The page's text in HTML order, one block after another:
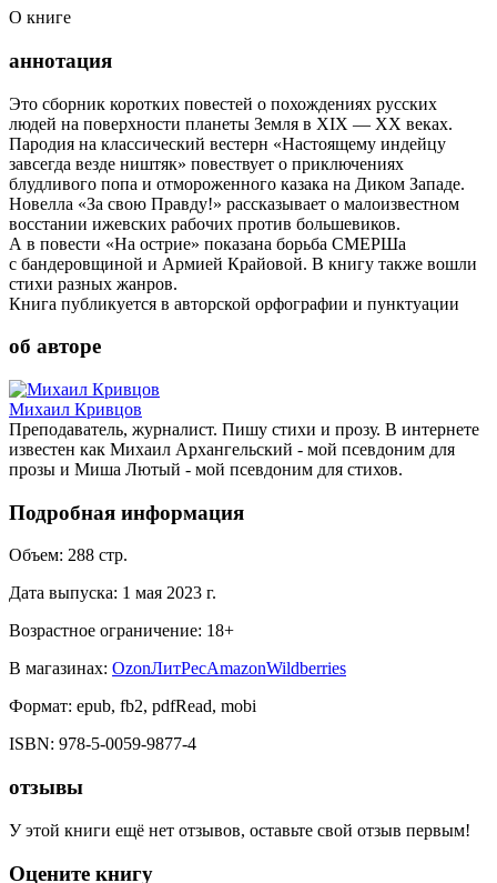
О книге
аннотация
Это сборник коротких повестей о похождениях русских
людей на поверхности планеты Земля в XIX — XX веках.
Пародия на классический вестерн «Настоящему индейцу
завсегда везде ништяк» повествует о приключениях
блудливого попа и отмороженного казака на Диком Западе.
Новелла «За свою Правду!» рассказывает о малоизвестном
восстании ижевских рабочих против большевиков.
А в повести «На острие» показана борьба СМЕРШа
с бандеровщиной и Армией Крайовой. В книгу также вошли
стихи разных жанров.
Книга публикуется в авторской орфографии и пунктуации
об авторе
Михаил Кривцов
Преподаватель, журналист. Пишу стихи и прозу. В интернете
известен как Михаил Архангельский - мой псевдоним для
прозы и Миша Лютый - мой псевдоним для стихов.
Подробная информация
Объем: 288 стр.
Дата выпуска: 1 мая 2023 г.
Возрастное ограничение: 18+
В магазинах: OzonЛитРесAmazonWildberries
Формат: epub, fb2, pdfRead, mobi
ISBN: 978-5-0059-9877-4
отзывы
У этой книги ещё нет отзывов, оставьте свой отзыв первым!
Оцените книгу